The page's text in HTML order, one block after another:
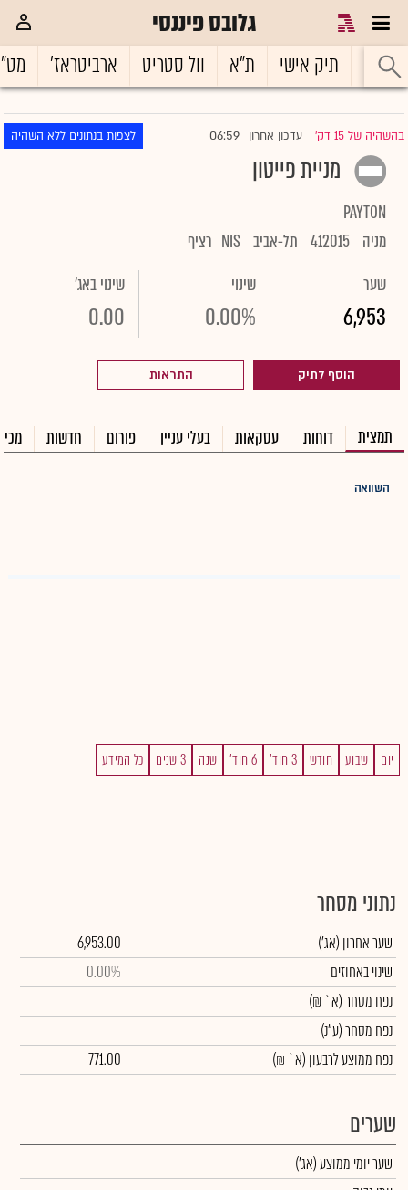
גלובס פיננסי
ראשי תיק אישי ת"א וול סטריט ארביטראז'
בהשהיה של 15 דק' |עדכון אחרון 06:59 לצפות בנתונים ללא השהיה
מניית פייטון
PAYTON
מניה 412015 תל-אביב NIS רציף
שער
6,953
שינוי
0.00%
שינוי באג'
0.00
הוסף לתיק התראות
תמצית דוחות עסקאות בעלי עניין פורום חדשות
השוואה
יום שבוע חודש 3 חוד' 6 חוד' שנה 3 שנים כל המידע
נתוני מסחר
שער אחרון (אג')
6,953.00
שינוי באחוזים
0.00%
נפח מסחר(א` ₪)
נפח מסחר(ע"נ)
נפח ממוצע לרבעון (א` ₪)
771.00
שערים
שער יומי ממוצע(אג')
--